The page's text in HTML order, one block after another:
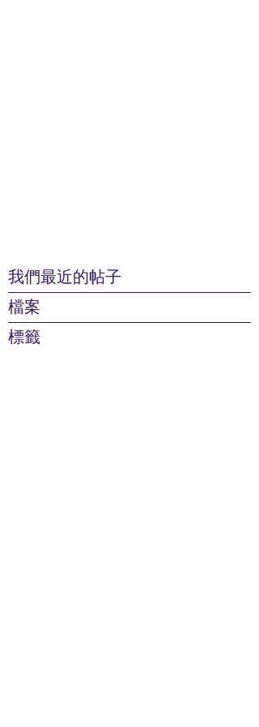
我們最近的帖子
檔案
標籤